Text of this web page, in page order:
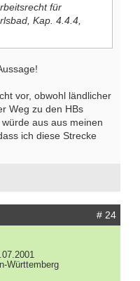
für
Kap. 4.4.4,
vor, obwohl ländlicher
Weg zu den HBs
aus aus meinen
ich diese Strecke
# 24
Württemberg